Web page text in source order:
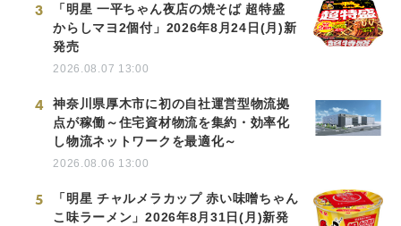
3
「明星 一平ちゃん夜店の焼そば 超特盛
からしマヨ2個付」2026年8月24日(月)新
発売
2026.08.07 13:00
4
神奈川県厚木市に初の自社運営型物流拠
点が稼働～住宅資材物流を集約・効率化
し物流ネットワークを最適化～
2026.08.06 13:00
5
「明星 チャルメラカップ 赤い味噌ちゃん
こ味ラーメン」2026年8月31日(月)新発